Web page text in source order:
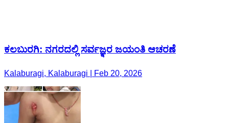
ಕಲಬುರಗಿ: ನಗರದಲ್ಲಿ ಸರ್ವಜ್ಞರ ಜಯಂತಿ ಆಚರಣೆ
Kalaburagi, Kalaburagi | Feb 20, 2026